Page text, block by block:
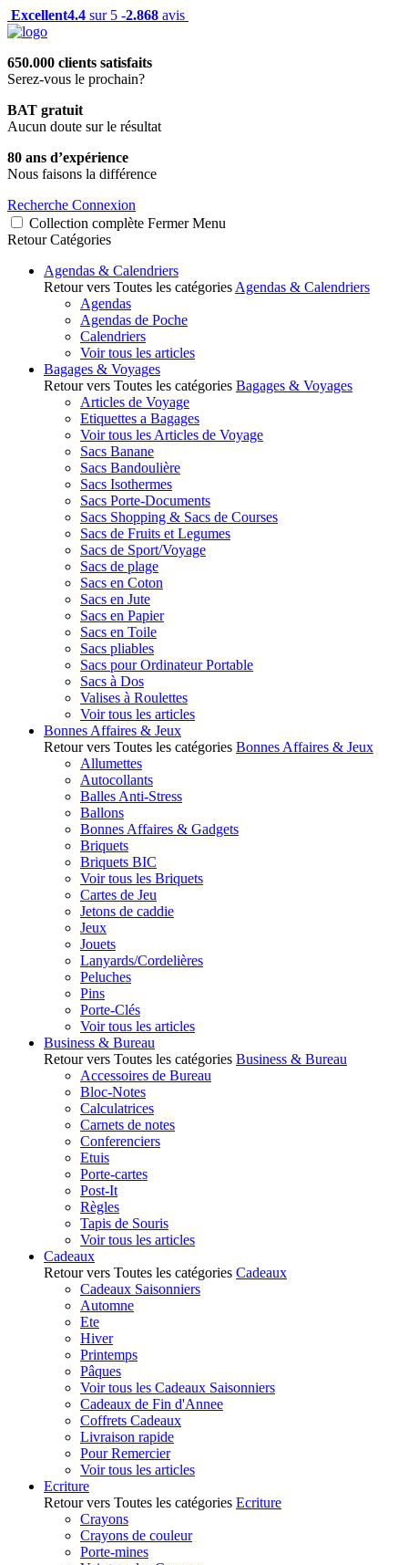
Excellent4.4 sur 5 -2.868 avis
650.000 clients satisfaits
Serez-vous le prochain?
BAT gratuit
Aucun doute sur le résultat
80 ans d’expérience
Nous faisons la différence
Recherche Connexion
Collection complète Fermer Menu
Retour Catégories
Agendas & Calendriers
Retour vers Toutes les catégories Agendas & Calendriers
Agendas
Agendas de Poche
Calendriers
Voir tous les articles
Bagages & Voyages
Retour vers Toutes les catégories Bagages & Voyages
Articles de Voyage
Etiquettes a Bagages
Voir tous les Articles de Voyage
Sacs Banane
Sacs Bandoulière
Sacs Isothermes
Sacs Porte-Documents
Sacs Shopping & Sacs de Courses
Sacs de Fruits et Legumes
Sacs de Sport/Voyage
Sacs de plage
Sacs en Coton
Sacs en Jute
Sacs en Papier
Sacs en Toile
Sacs pliables
Sacs pour Ordinateur Portable
Sacs à Dos
Valises à Roulettes
Voir tous les articles
Bonnes Affaires & Jeux
Retour vers Toutes les catégories Bonnes Affaires & Jeux
Allumettes
Autocollants
Balles Anti-Stress
Ballons
Bonnes Affaires & Gadgets
Briquets
Briquets BIC
Voir tous les Briquets
Cartes de Jeu
Jetons de caddie
Jeux
Jouets
Lanyards/Cordelières
Peluches
Pins
Porte-Clés
Voir tous les articles
Business & Bureau
Retour vers Toutes les catégories Business & Bureau
Accessoires de Bureau
Bloc-Notes
Calculatrices
Carnets de notes
Conferenciers
Etuis
Porte-cartes
Post-It
Règles
Tapis de Souris
Voir tous les articles
Cadeaux
Retour vers Toutes les catégories Cadeaux
Cadeaux Saisonniers
Automne
Ete
Hiver
Printemps
Pâques
Voir tous les Cadeaux Saisonniers
Cadeaux de Fin d'Annee
Coffrets Cadeaux
Livraison rapide
Pour Remercier
Voir tous les articles
Ecriture
Retour vers Toutes les catégories Ecriture
Crayons
Crayons de couleur
Porte-mines